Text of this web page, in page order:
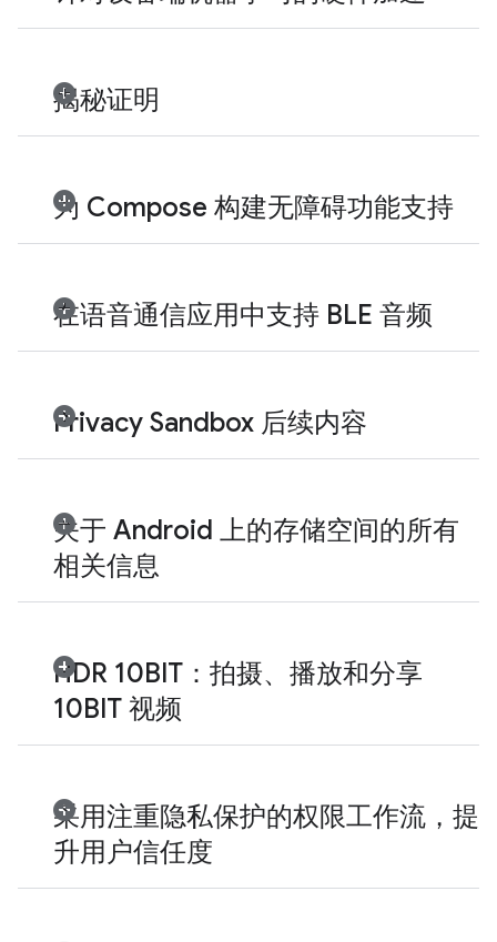
揭秘证明
为 Compose 构建无障碍功能支持
在语音通信应用中支持 BLE 音频
Privacy Sandbox 后续内容
关于 Android 上的存储空间的所有
相关信息
HDR 10BIT：拍摄、播放和分享
10BIT 视频
采用注重隐私保护的权限工作流，提
升用户信任度